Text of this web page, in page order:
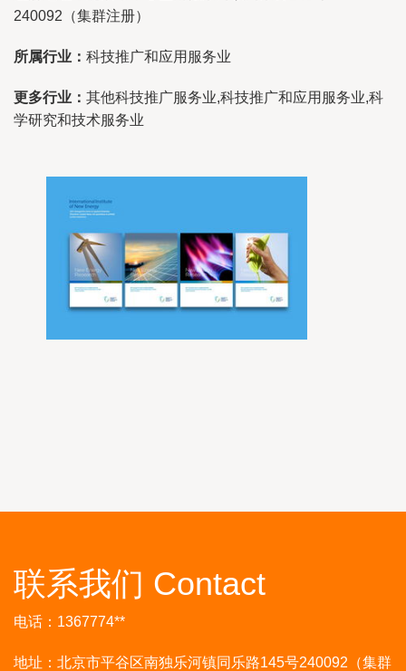
240092（集群注册）
所属行业： 科技推广和应用服务业
更多行业： 其他科技推广服务业,科技推广和应用服务业,科
学研究和技术服务业
联系我们 Contact
电话：1367774**
地址：北京市平谷区南独乐河镇同乐路145号240092（集群